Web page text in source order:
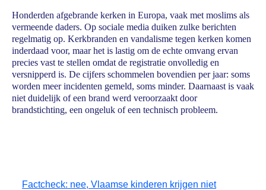
Honderden afgebrande kerken in Europa, vaak met moslims als
vermeende daders. Op sociale media duiken zulke berichten
regelmatig op. Kerkbranden en vandalisme tegen kerken komen
inderdaad voor, maar het is lastig om de echte omvang ervan
precies vast te stellen omdat de registratie onvolledig en
versnipperd is. De cijfers schommelen bovendien per jaar: soms
worden meer incidenten gemeld, soms minder. Daarnaast is vaak
niet duidelijk of een brand werd veroorzaakt door
brandstichting, een ongeluk of een technisch probleem.
Factcheck: nee, Vlaamse kinderen krijgen niet